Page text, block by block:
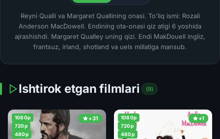
Reyni Qualli va Margaret Quallining onasi. To'liq ismi: Rozali
Anderson MacDowell. Endining ota-onasi qiz atigi 6 yoshida
ajrashishdi. Margaret Qualley uning qizi. Endi MakDouell ingliz,
frantsuz, irland, shotland va uels millatiga mansub.
Ishtirok etgan filmlari (9)
+31
1080p
720p
480p
+1
1080p
720p
480p